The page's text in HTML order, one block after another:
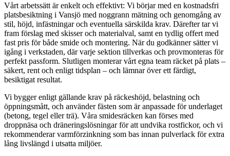
Vårt arbetssätt är enkelt och effektivt: Vi börjar med en kostnadsfri
platsbesiktning i Vansjö med noggrann mätning och genomgång av
stil, höjd, infästningar och eventuella särskilda krav. Därefter tar vi
fram förslag med skisser och materialval, samt en tydlig offert med
fast pris för både smide och montering. När du godkänner sätter vi
igång i verkstaden, där varje sektion tillverkas och provmonteras för
perfekt passform. Slutligen monterar vårt egna team räcket på plats –
säkert, rent och enligt tidsplan – och lämnar över ett färdigt,
besiktigat resultat.
Vi bygger enligt gällande krav på räckeshöjd, belastning och
öppningsmått, och använder fästen som är anpassade för underlaget
(betong, tegel eller trä). Våra smidesräcken kan förses med
droppnäsa och dräneringslösningar för att undvika rostfickor, och vi
rekommenderar varmförzinkning som bas innan pulverlack för extra
lång livslängd i utsatta miljöer.